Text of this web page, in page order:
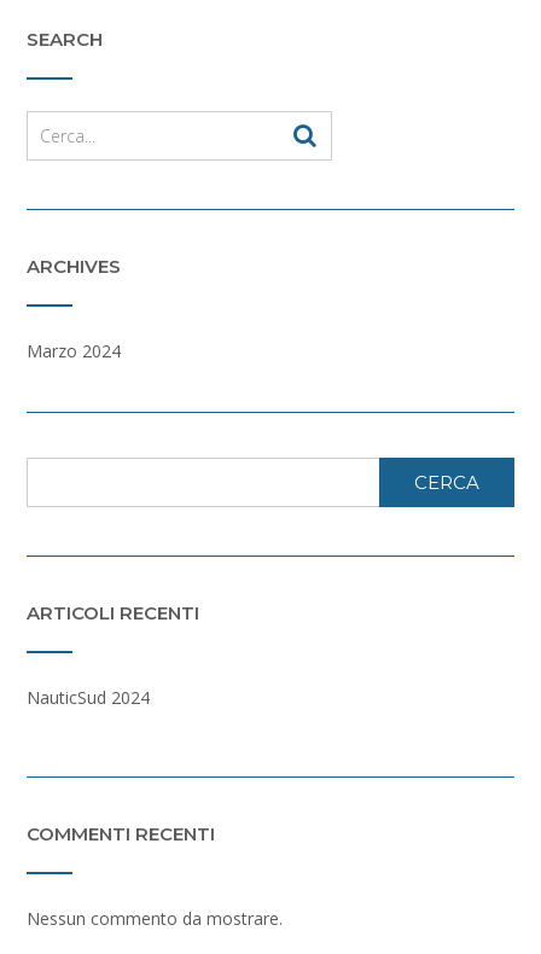
SEARCH
ARCHIVES
Marzo 2024
CERCA
ARTICOLI RECENTI
NauticSud 2024
COMMENTI RECENTI
Nessun commento da mostrare.